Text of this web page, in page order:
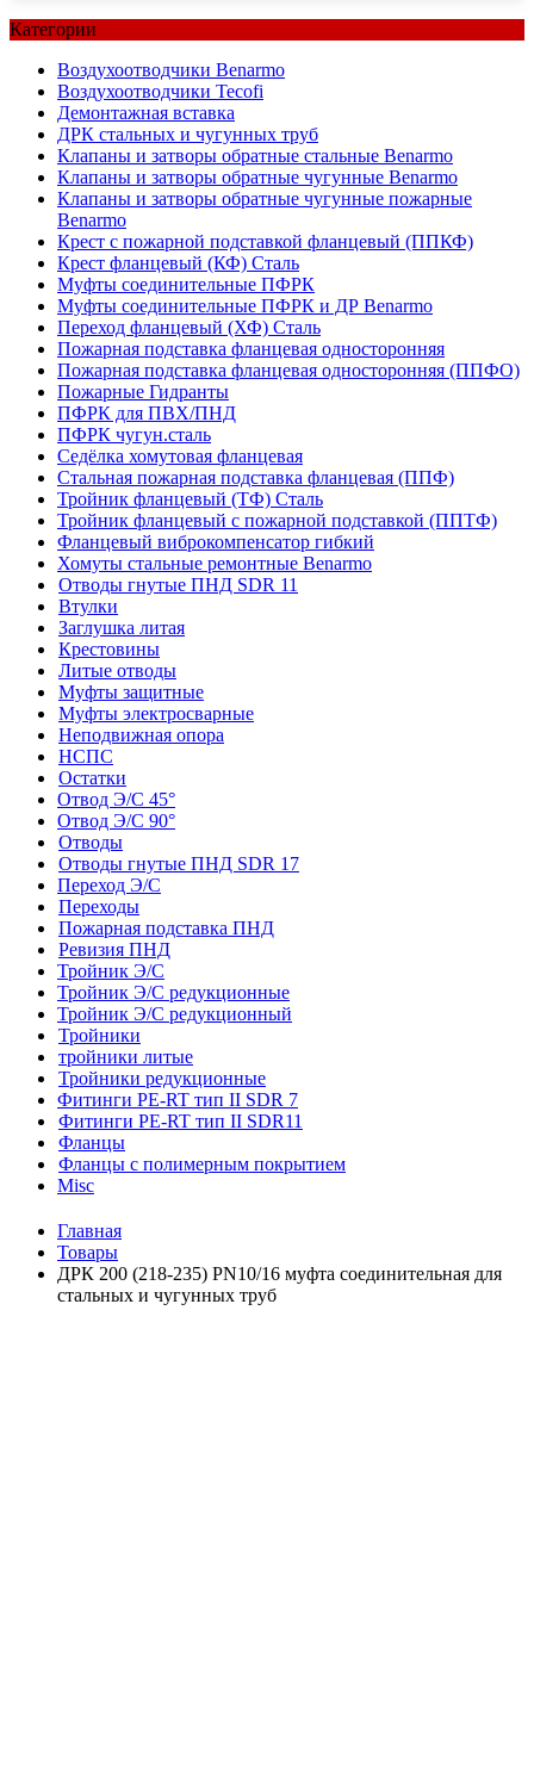
Категории
Воздухоотводчики Benarmo
Воздухоотводчики Tecofi
Демонтажная вставка
ДРК стальных и чугунных труб
Клапаны и затворы обратные стальные Benarmo
Клапаны и затворы обратные чугунные Benarmo
Клапаны и затворы обратные чугунные пожарные
Benarmo
Крест с пожарной подставкой фланцевый (ППКФ)
Крест фланцевый (КФ) Сталь
Муфты соединительные ПФРК
Муфты соединительные ПФРК и ДР Benarmo
Переход фланцевый (ХФ) Сталь
Пожарная подставка фланцевая односторонняя
Пожарная подставка фланцевая односторонняя (ППФО)
Пожарные Гидранты
ПФРК для ПВХ/ПНД
ПФРК чугун.сталь
Седёлка хомутовая фланцевая
Стальная пожарная подставка фланцевая (ППФ)
Тройник фланцевый (ТФ) Сталь
Тройник фланцевый с пожарной подставкой (ППТФ)
Фланцевый виброкомпенсатор гибкий
Хомуты стальные ремонтные Benarmo
Отводы гнутые ПНД SDR 11
Втулки
Заглушка литая
Крестовины
Литые отводы
Муфты защитные
Муфты электросварные
Неподвижная опора
НСПС
Остатки
Отвод Э/С 45°
Отвод Э/С 90°
Отводы
Отводы гнутые ПНД SDR 17
Переход Э/С
Переходы
Пожарная подставка ПНД
Ревизия ПНД
Тройник Э/С
Тройник Э/С редукционные
Тройник Э/С редукционный
Тройники
тройники литые
Тройники редукционные
Фитинги PE-RT тип II SDR 7
Фитинги PE-RT тип II SDR11
Фланцы
Фланцы с полимерным покрытием
Misc
Главная
Товары
ДРК 200 (218-235) PN10/16 муфта соединительная для
стальных и чугунных труб